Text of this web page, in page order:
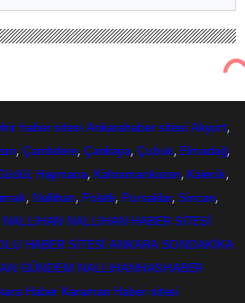
haber sitesi Ankarahabersitesi Akyurt,
, Çamlıdere, Çankaya, Çubuk, Elmadağ,
Haymana, Kahramankazan, Kalecik,
, Nallıhan, Polatlı, Pursaklar,Sincan,
NALLIHAN NALLIHAN HABER SİTESİ
HABER SİTESİ ANKARA SONDAKİKA
GÜNDEM NALLIHANHASHABER
Haber Karaman Haber sitesi